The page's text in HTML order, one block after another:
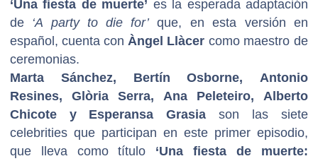
‘Una fiesta de muerte’ es la esperada adaptación
de ‘A party to die for’que, en esta versión en
español, cuenta con Àngel Llàcer como maestro de
ceremonias.
Marta Sánchez, Bertín Osborne, Antonio
Resines, Glòria Serra, Ana Peleteiro, Alberto
Chicote y Esperansa Grasia son las siete
celebrities que participan en este primer episodio,
que lleva como título ‘Una fiesta de muerte: